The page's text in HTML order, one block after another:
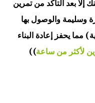
إلا بعد التأكد من تمرين
وسليمة والوصول بها
مما يحفز إعادة البناء
لأكثر من ساعة))